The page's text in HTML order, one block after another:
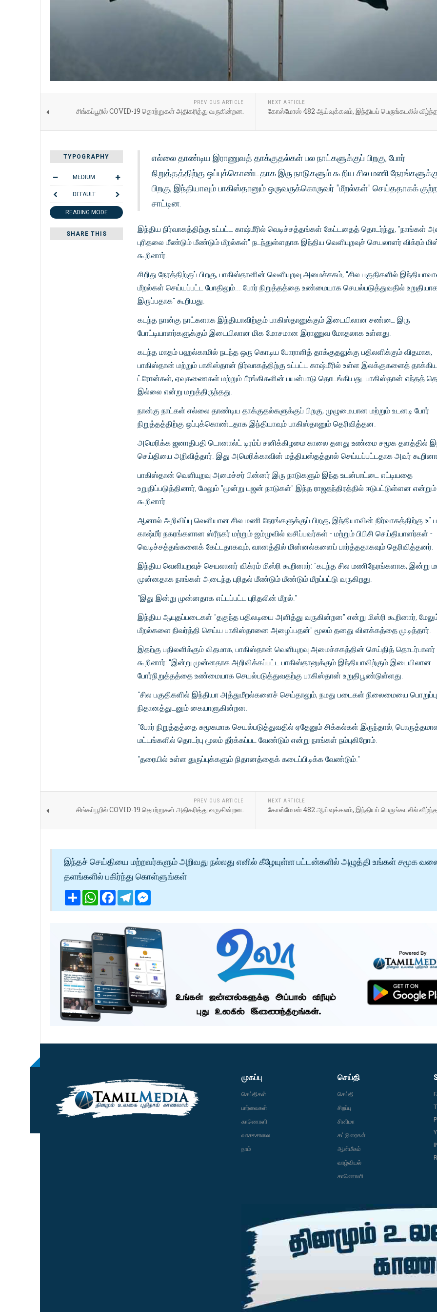
PREVIOUS ARTICLE
சிங்கப்பூரில் COVID-19 தொற்றுகள் அதிகரித்து வருகின்றன.
NEXT ARTICLE
கோஸ்மோஸ் 482 ஆய்வுக்கலம், இந்தியப் பெருங்கடலில்
TYPOGRAPHY
MEDIUM
DEFAULT
READING MODE
SHARE THIS
எல்லை தாண்டிய இராணுவத் தாக்குதல்கள் பல நாட்களுக்குப் பிறகு, போர்
நிறுத்தத்திற்கு ஒப்புக்கொண்டதாக இரு நாடுகளும் கூறிய சில மணி
பிறகு, இந்தியாவும் பாகிஸ்தானும் ஒருவருக்கொருவர் "மீறல்கள்" செய்ததாகக்
சாட்டின.
இந்திய நிர்வாகத்திற்கு உட்பட்ட காஷ்மீரில் வெடிச்சத்தங்கள் கேட்டதைத் தொடர்ந்து, "நாங்கள்
புரிதலை மீண்டும் மீண்டும் மீறல்கள்" நடந்துள்ளதாக இந்திய வெளியுறவுச் செயலாளர் விக்ரம்
கூறினார்.
சிறிது நேரத்திற்குப் பிறகு, பாகிஸ்தானின் வெளியுறவு அமைச்சகம், "சில பகுதிகளில்
மீறல்கள் செய்யப்பட்ட போதிலும்... போர் நிறுத்தத்தை உண்மையாக செயல்படுத்துவதில்
இருப்பதாக" கூறியது.
கடந்த நான்கு நாட்களாக இந்தியாவிற்கும் பாகிஸ்தானுக்கும் இடையிலான சண்டை இரு
போட்டியாளர்களுக்கும் இடையிலான மிக மோசமான இராணுவ மோதலாக உள்ளது.
கடந்த மாதம் பஹல்காமில் நடந்த ஒரு கொடிய போராளித் தாக்குதலுக்கு பதிலளிக்கும் விதமாக,
பாகிஸ்தான் மற்றும் பாகிஸ்தான் நிர்வாகத்திற்கு உட்பட்ட காஷ்மீரில் உள்ள இலக்குகளைத்
ட்ரோன்கள், ஏவுகணைகள் மற்றும் பீரங்கிகளின் பயன்பாடு தொடங்கியது. பாகிஸ்தான் எந்தத்
இல்லை என்று மறுத்திருந்தது.
நான்கு நாட்கள் எல்லை தாண்டிய தாக்குதல்களுக்குப் பிறகு, முழுமையான மற்றும் உடனடி போர்
நிறுத்தத்திற்கு ஒப்புக்கொண்டதாக இந்தியாவும் பாகிஸ்தானும் தெரிவித்தன.
அமெரிக்க ஜனாதிபதி டொனால்ட் டிரம்ப் சனிக்கிழமை காலை தனது உண்மை சமூக தளத்தில்
செய்தியை அறிவித்தார். இது அமெரிக்காவின் மத்தியஸ்தத்தால் செய்யப்பட்டதாக அவர்
பாகிஸ்தான் வெளியுறவு அமைச்சர் பின்னர் இரு நாடுகளும் இந்த உடன்பாட்டை எட்டியதை
உறுதிப்படுத்தினார், மேலும் "மூன்று டஜன் நாடுகள்" இந்த ராஜதந்திரத்தில் ஈடுபட்டுள்ளன என்றும்
கூறினார்.
ஆனால் அறிவிப்பு வெளியான சில மணி நேரங்களுக்குப் பிறகு, இந்தியாவின் நிர்வாகத்திற்கு
காஷ்மீர் நகரங்களான ஸ்ரீநகர் மற்றும் ஜம்முவில் வசிப்பவர்கள் - மற்றும் பிபிசி செய்தியாளர்கள் -
வெடிச்சத்தங்களைக் கேட்டதாகவும், வானத்தில் மின்னல்களைப் பார்த்ததாகவும் தெரிவித்தனர்.
இந்திய வெளியுறவுச் செயலாளர் விக்ரம் மிஸ்ரி கூறினார்: "கடந்த சில மணிநேரங்களாக, இன்று
முன்னதாக நாங்கள் அடைந்த புரிதல் மீண்டும் மீண்டும் மீறப்பட்டு வருகிறது.
"இது இன்று முன்னதாக எட்டப்பட்ட புரிதலின் மீறல்."
இந்திய ஆயுதப்படைகள் "தகுந்த பதிலடியை அளித்து வருகின்றன" என்று மிஸ்ரி கூறினார்,
மீறல்களை நிவர்த்தி செய்ய பாகிஸ்தானை அழைப்பதன்" மூலம் தனது விளக்கத்தை முடித்தார்.
இதற்கு பதிலளிக்கும் விதமாக, பாகிஸ்தான் வெளியுறவு அமைச்சகத்தின் செய்தித் தொடர்பாளர்
கூறினார்: "இன்று முன்னதாக அறிவிக்கப்பட்ட பாகிஸ்தானுக்கும் இந்தியாவிற்கும் இடையிலான
போர்நிறுத்தத்தை உண்மையாக செயல்படுத்துவதற்கு பாகிஸ்தான் உறுதிபூண்டுள்ளது.
"சில பகுதிகளில் இந்தியா அத்துமீறல்களைச் செய்தாலும், நமது படைகள் நிலைமையை
நிதானத்துடனும் கையாளுகின்றன.
"போர் நிறுத்தத்தை சுமூகமாக செயல்படுத்துவதில் ஏதேனும் சிக்கல்கள் இருந்தால்,
மட்டங்களில் தொடர்பு மூலம் தீர்க்கப்பட வேண்டும் என்று நாங்கள் நம்புகிறோம்.
"தரையில் உள்ள துருப்புக்களும் நிதானத்தைக் கடைப்பிடிக்க வேண்டும்."
PREVIOUS ARTICLE
சிங்கப்பூரில் COVID-19 தொற்றுகள் அதிகரித்து வருகின்றன.
NEXT ARTICLE
கோஸ்மோஸ் 482 ஆய்வுக்கலம், இந்தியப் பெருங்கடலில்
இந்தச் செய்தியை மற்றவர்களும் அறிவது நல்லது எனில் கீழேயுள்ள பட்டன்களில் அழுத்தி உங்கள் சமூக
தளங்களில் பகிர்ந்து கொள்ளுங்கள்
ShareWhatsApp
Facebook
Telegram
முகப்பு
செய்திகள்
பார்வைகள்
காணொளி
வாசகசாலை
நாம்
செய்தி
செய்தி
சிறப்பு
சினிமா
கட்டுரைகள்
ஆன்மீகம்
வாழ்வியல்
காணொளி